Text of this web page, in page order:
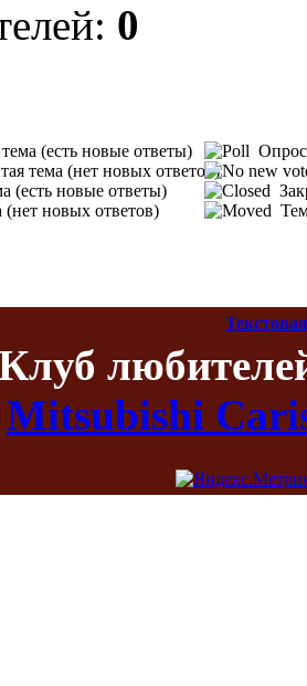
0
(есть новые ответы)
тема (нет новых ответов)
(есть новые ответы)
(нет новых ответов)
Опрос
Mitsubishi